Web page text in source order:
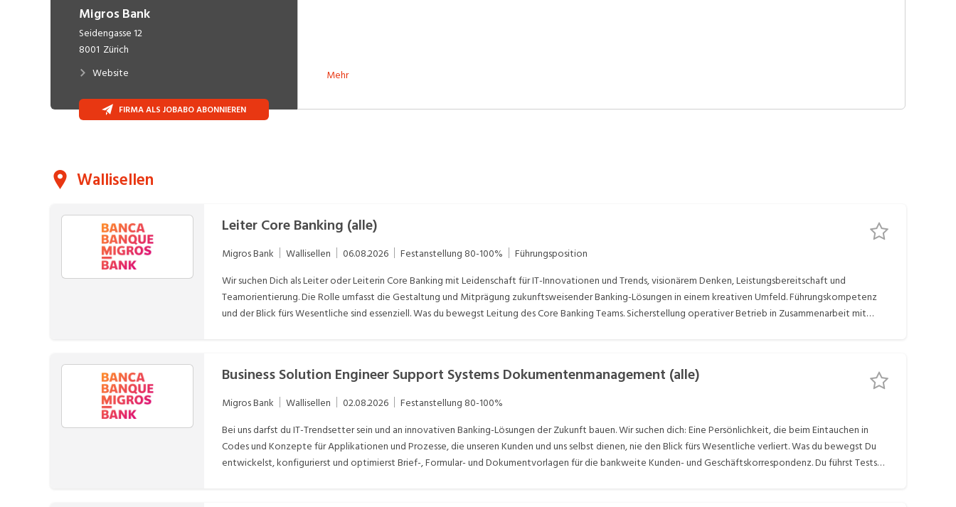
Migros Bank
Seidengasse 12
8001 Zürich
Website
FIRMA ALS JOBABO ABONNIEREN
Mehr
Wallisellen
Leiter Core Banking (alle)
Migros Bank Wallisellen 06.08.2026 Festanstellung 80-100%
Führungsposition
Wir suchen Dich als Leiter oder Leiterin Core Banking mit Leidenschaft für IT-Innovationen und Trends, visionärem Denken, Leistungsbereitschaft und
Teamorientierung. Die Rolle umfasst die Gestaltung und Mitprägung zukunftsweisender Banking-Lösungen in einem kreativen Umfeld. Führungskompetenz
und der Blick fürs Wesentliche sind essenziell. Was du bewegst Leitung des Core Banking Teams. Sicherstellung operativer Betrieb in Zusammenarbeit mit
Trends, um die IT-Landschaft zukunftssicher und wettbewerbsfähig zu gestalten. Kontakt Herr Dario D'Agostino HR Business Partner
DARIO.DAGOSTINO@MIGROSBANK.CH Keine passenden Stellen? Gib ein Suchabo auf, um passende Stellenangebote bequem per E-Mail zu erhalten. Job-
Abo erstellen
Business Solution Engineer Support Systems Dokumentenmanagement (alle)
Migros Bank Wallisellen 02.08.2026 Festanstellung 80-100%
Bei uns darfst du IT-Trendsetter sein und an innovativen Banking-Lösungen der Zukunft bauen. Wir suchen dich: Eine Persönlichkeit, die beim Eintauchen in
Codes und Konzepte für Applikationen und Prozesse, die unseren Kunden und uns selbst dienen, nie den Blick fürs Wesentliche verliert. Was du bewegst Du
entwickelst, konfigurierst und optimierst Brief-, Formular- und Dokumentvorlagen für die bankweite Kunden- und Geschäftskorrespondenz. Du führst Tests